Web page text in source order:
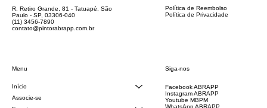
R. Retiro Grande, 81 - Tatuapé, São
Paulo - SP, 03306-040
(11) 3456-7890
contato@pintorabrapp.com.br
Menu
Início
Associe-se
Política de Reembolso
Política de Privacidade
Siga-nos
Facebook ABRAPP
Instagram ABRAPP
Youtube MBPM
WhatsApp ABRAPP